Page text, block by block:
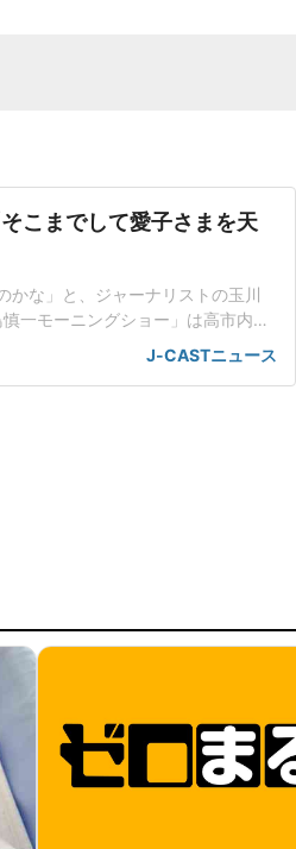
こまでして愛子さまを天
かな」と、ジャーナリストの玉川
一モーニングショー」は高市内閣
府の総意に基づいていないだけで
かと取り上げた。「将来、他国が
J-CASTニュース